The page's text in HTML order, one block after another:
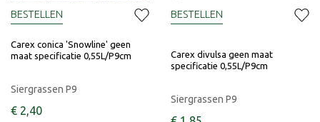
Carex conica 'Snowline' geen
maat specificatie 0,55L/P9cm
Siergrassen P9
€ 2,40
BESTELLEN
Carex divulsa geen maat
specificatie 0,55L/P9cm
Siergrassen P9
BESTELLEN